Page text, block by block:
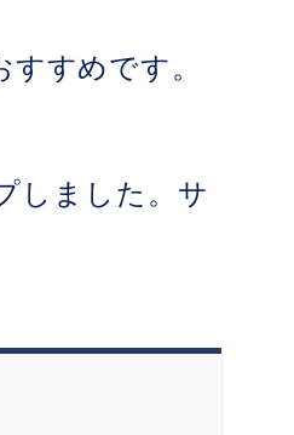
すめです。
しました。サ